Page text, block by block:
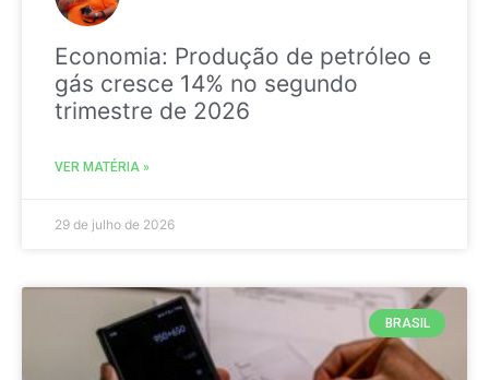
Economia: Produção de petróleo e
gás cresce 14% no segundo
trimestre de 2026
VER MATÉRIA »
29 de julho de 2026
BRASIL